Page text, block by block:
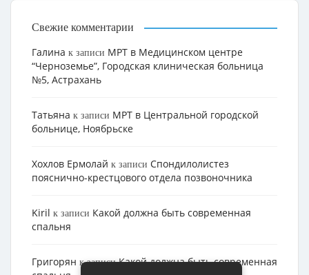
Свежие комментарии
Галина к записи МРТ в Медицинском центре
“Черноземье”, Городская клиническая больница
№5, Астрахань
Татьяна к записи МРТ в Центральной городской
больнице, Ноябрьске
Хохлов Ермолай к записи Cпондилолистез
пояснично-крестцового отдела позвоночника
Kiril к записи Какой должна быть современная
спальня
Григорян к записиКакой должна быть современная